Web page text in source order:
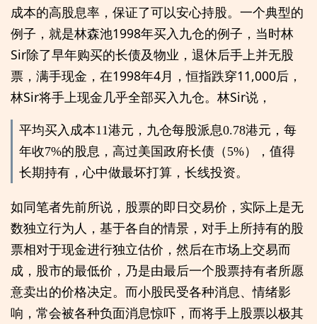
成本的高股息率，保证了可以安心持股。一个典型的
例子，就是林森池1998年买入九仓的例子，当时林
Sir除了早年购买的长债及物业，退休后手上并无股
票，满手现金，在1998年4月，恒指跌穿11,000后，
林Sir将手上现金几乎全部买入九仓。林Sir说，
平均买入成本11港元，九仓每股派息0.78港元，每
年收7%的股息，高过美国政府长债（5%），值得
长期持有，心中做最坏打算，长线投资。
如同笔者先前所说，股票的即日交易价，实际上是无
数独立行为人，基于各自的情景，对手上所持有的股
票相对于现金进行独立估价，然后在市场上交易而
成，股市的最低价，乃是由最后一个股票持有者所愿
意卖出的价格决定。而小股民受各种消息、情绪影
响，常会被各种负面消息惊吓，而将手上股票以极其